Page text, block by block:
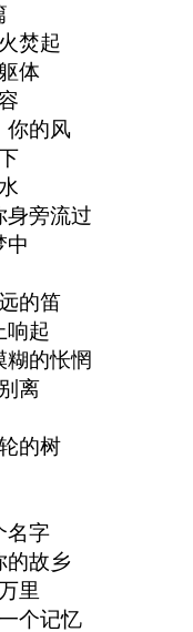
焚起
体
的风
身旁流过
中
的笛
响起
糊的怅惘
离
的树
名字
的故乡
里
个记忆